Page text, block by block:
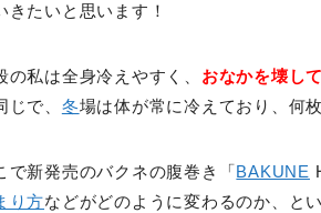
きたいと思います！
の私は全身冷えやすく、 おなかを壊し
じで、 冬場は体が常に冷えており、何
で新発売のバクネの腹巻き「BAKUNE
り方などがどのように変わるのか、と